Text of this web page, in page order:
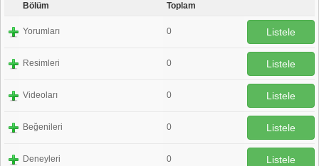
Bölüm Toplam
Yorumları 0 Listele
Resimleri 0 Listele
Videoları 0 Listele
Beğenileri 0 Listele
Deneyleri 0 Listele